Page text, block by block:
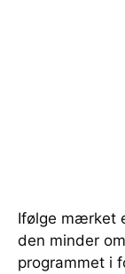
Ifølge mærket
den minder
programmet i